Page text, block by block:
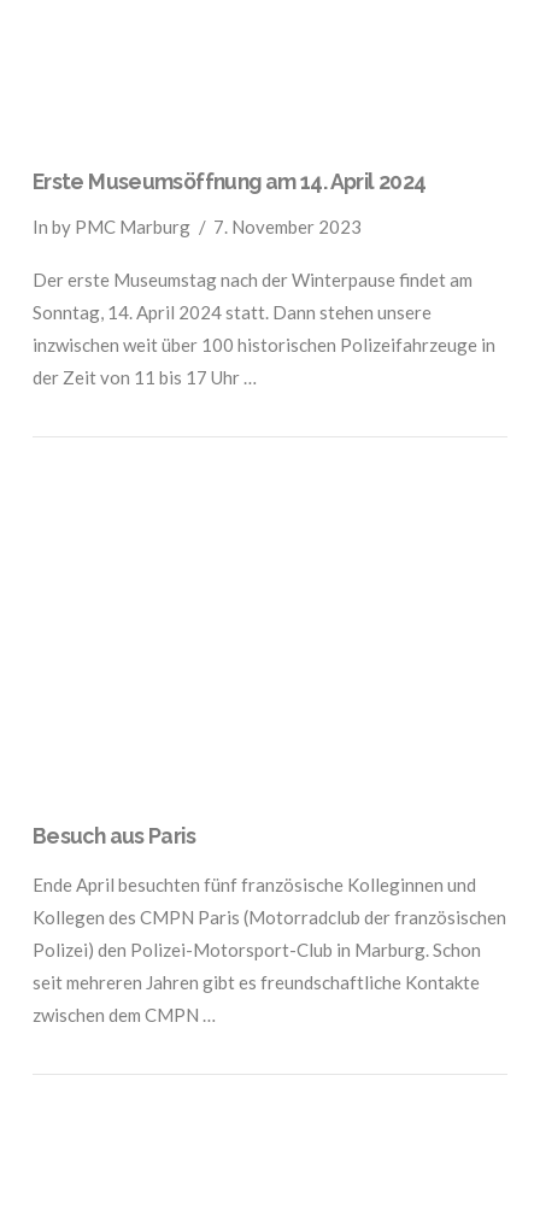
Erste Museumsöffnung am 14. April 2024
In by PMC Marburg 7. November 2023
Der erste Museumstag nach der Winterpause findet am
Sonntag, 14. April 2024 statt. Dann stehen unsere
inzwischen weit über 100 historischen Polizeifahrzeuge in
der Zeit von 11 bis 17 Uhr …
Besuch aus Paris
Ende April besuchten fünf französische Kolleginnen und
Kollegen des CMPN Paris (Motorradclub der französischen
Polizei) den Polizei-Motorsport-Club in Marburg. Schon
seit mehreren Jahren gibt es freundschaftliche Kontakte
zwischen dem CMPN …